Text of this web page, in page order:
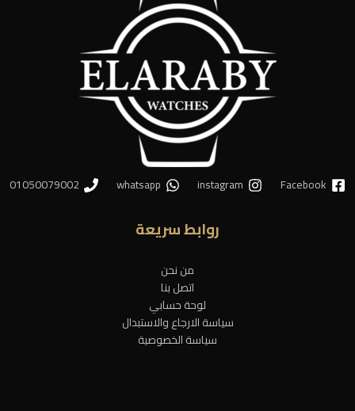
Facebook
instagram
whatsapp
01050079002
روابط سريعة
من نحن
اتصل بنا
لوحة حسابي
سياسة الارجاع والاستبدال
سياسة الخصوصية